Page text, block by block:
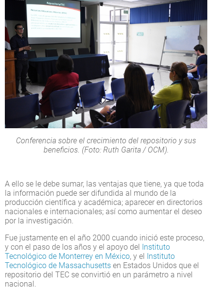
Conferencia sobre el crecimiento del repositorio y sus
beneficios. (Foto: Ruth Garita / OCM).
A ello se le debe sumar, las ventajas que tiene, ya que toda
la información puede ser difundida al mundo de la
producción científica y académica; aparecer en directorios
nacionales e internacionales; así como aumentar el deseo
por la investigación.
Fue justamente en el año 2000 cuando inició este proceso,
y con el paso de los años y el apoyo del Instituto
Tecnológico de Monterrey en México, y el Instituto
Tecnológico de Massachusetts en Estados Unidos que el
repositorio del TEC se convirtió en un parámetro a nivel
nacional.